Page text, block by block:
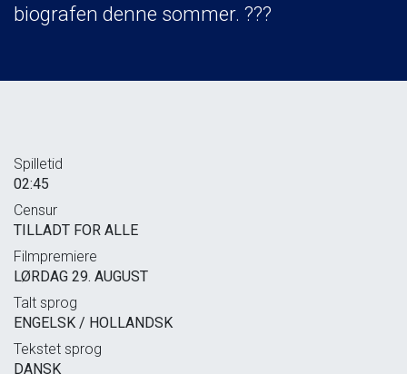
biografen denne sommer. ???
Spilletid
02:45
Censur
TILLADT FOR ALLE
Filmpremiere
LØRDAG 29. AUGUST
Talt sprog
ENGELSK / HOLLANDSK
Tekstet sprog
DANSK